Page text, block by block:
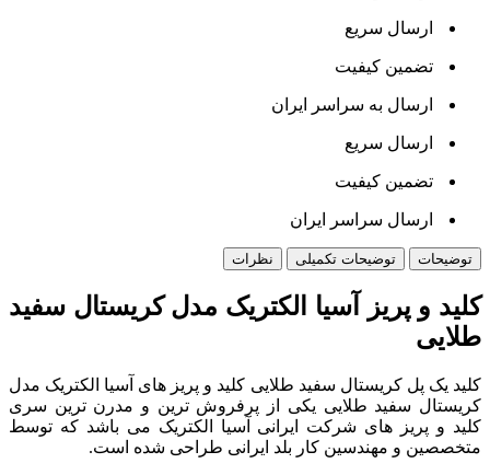
ارسال سریع
تضمین کیفیت
ارسال به سراسر ایران
ارسال سریع
تضمین کیفیت
ارسال سراسر ایران
توضیحات توضیحات تکمیلی نظرات
کلید و پریز آسیا الکتریک مدل کریستال سفید
طلایی
کلید یک پل کریستال سفید طلایی کلید و پریز های آسیا الکتریک مدل
کریستال سفید طلایی یکی از پرفروش ترین و مدرن ترین سری
کلید و پریز های شرکت ایرانی آسیا الکتریک می باشد که توسط
متخصصین و مهندسین کار بلد ایرانی طراحی شده است.